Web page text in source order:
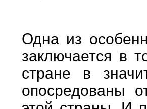
Одна из
заключается в
стране в
опосредованы